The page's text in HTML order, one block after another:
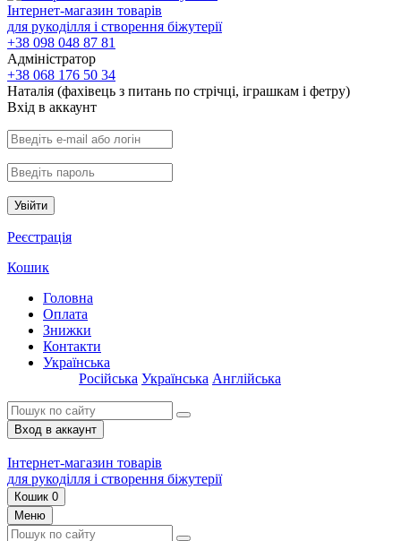
Інтернет-магазин товарів
для рукоділля і створення біжутерії
+38 098 048 87 81
Адміністратор
+38 068 176 50 34
Наталія (фахівець з питань по стрічці, іграшкам і фетру)
Вхiд в аккаунт
Увійти
Реєстрація
Кошик
Головна
Оплата
Знижки
Контакти
Українська
Російська Українська Англійська
Вход в аккаунт
Інтернет-магазин товарів
для рукоділля і створення біжутерії
Кошик 0
Меню